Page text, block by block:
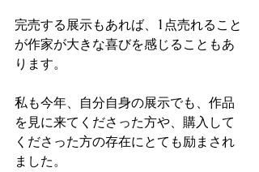
完売する展示もあれば、1点売れること
が作家が大きな喜びを感じることもあ
ります。
私も今年、自分自身の展示でも、作品
を見に来てくださった方や、購入して
くださった方の存在にとても励まされ
ました。